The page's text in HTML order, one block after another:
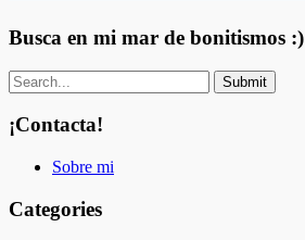
Busca en mi mar de bonitismos :)
¡Contacta!
Sobre mi
Categories